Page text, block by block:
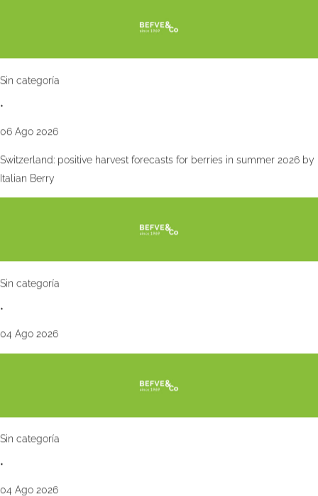
Sin categoría
•
06 Ago 2026
Switzerland: positive harvest forecasts for berries in summer 2026 by
Italian Berry
Sin categoría
•
04 Ago 2026
Sin categoría
•
04 Ago 2026